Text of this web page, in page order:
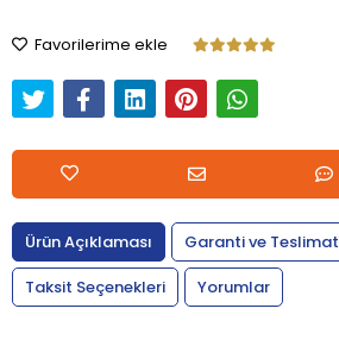
Favorilerime ekle
Ürün Açıklaması
Garanti ve Teslimat
Taksit Seçenekleri
Yorumlar